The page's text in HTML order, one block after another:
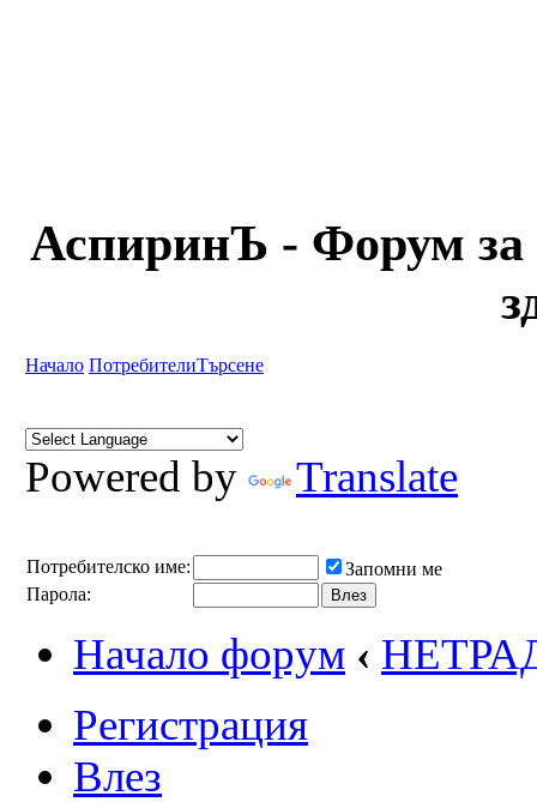
АспиринЪ - Форум за
Начало ПотребителиТърсене
Powered by Translate
Потребителско име:
Запомни ме
Парола:
Начало форум ‹
Регистрация
Влез